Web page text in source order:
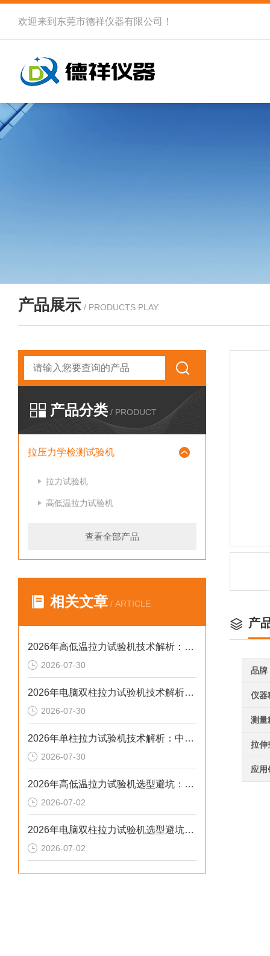
欢迎来到 东莞市德祥仪器有限公司 ！
产品展示 / PRODUCTS PLAY
产品分类 / PRODUCT
拉压力学检测试验机
拉力试验机
高低温拉力试验机
查看全部产品
相关文章 / ARTICLE
2026年高低温拉力试验机技术解析：温变环境力学检测选型参考
2026-07-30
2026年电脑双柱拉力试验机技术解析：中大载荷力学检测选型参考
2026-07-30
2026年单柱拉力试验机技术解析：中小载荷力学检测选型参考
2026-07-30
2026年高低温拉力试验机选型避坑：别让步进低配毁了检测数据
2026-07-02
2026年电脑双柱拉力试验机选型避坑：别让步进低配毁了检测数据
2026-07-02
产
品牌
仪器
测量
拉伸
应用